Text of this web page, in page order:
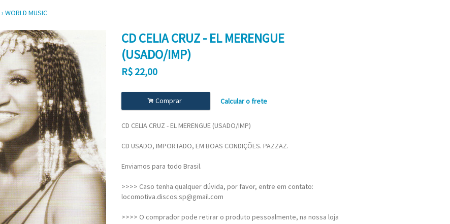
› WORLD MUSIC
CD CELIA CRUZ - EL MERENGUE
(USADO/IMP)
R$ 22,00
. Comprar Calcular o frete
CD CELIA CRUZ - EL MERENGUE (USADO/IMP)
CD USADO, IMPORTADO, EM BOAS CONDIÇÕES. PAZZAZ.
Enviamos para todo Brasil.
>>>> Caso tenha qualquer dúvida, por favor, entre em contato:
locomotiva.discos.sp@gmail.com
>>>> O comprador pode retirar o produto pessoalmente, na nossa loja